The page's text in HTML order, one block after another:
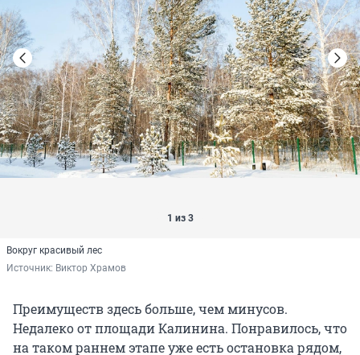
1 из 3
Вокруг красивый лес
Источник: Виктор Храмов
Преимуществ здесь больше, чем минусов.
Недалеко от площади Калинина. Понравилось, что
на таком раннем этапе уже есть остановка рядом,